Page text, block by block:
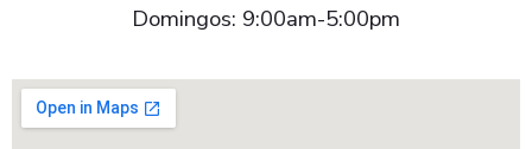
Domingos: 9:00am-5:00pm